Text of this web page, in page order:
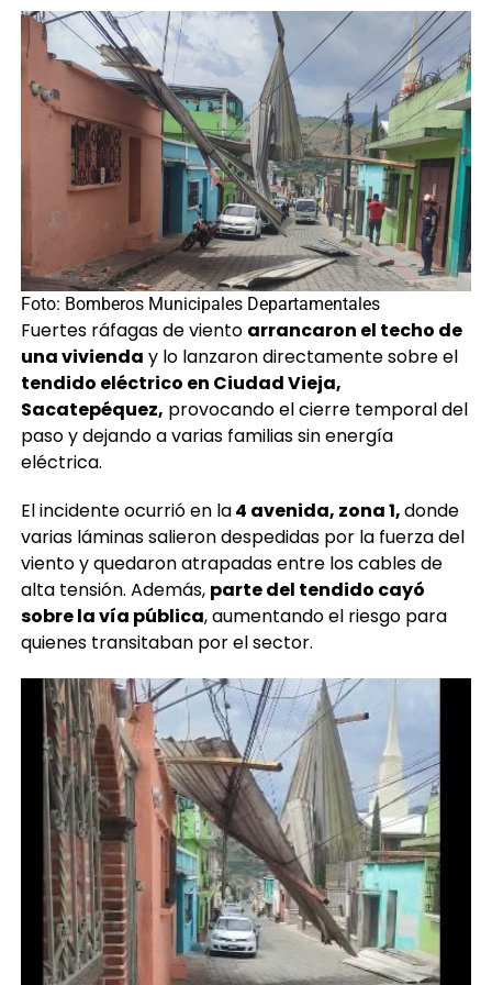
Foto: Bomberos Municipales Departamentales
Fuertes ráfagas de vientoarrancaron el techo de
una vivienday lo lanzaron directamente sobre el
tendido eléctrico en Ciudad Vieja,
Sacatepéquez,provocando el cierre temporal del
paso y dejando a varias familias sin energía
eléctrica.
El incidente ocurrió en la4 avenida, zona 1,donde
varias láminas salieron despedidas por la fuerza del
viento y quedaron atrapadas entre los cables de
alta tensión. Además, parte del tendido cayó
sobre la vía pública, aumentando el riesgo para
quienes transitaban por el sector.